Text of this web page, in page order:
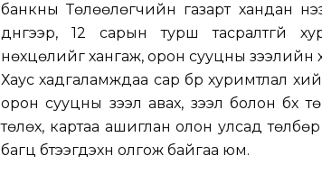
банкны Төлөөлөгчийн газарт хандан
дүнгээр, 12 сарын турш тасралтгүй
нөхцөлийг хангаж, орон сууцны зээлийн
Хаус хадгаламждаа сар бүр хуримтлал
орон сууцны зээл авах, зээл болон бүх
төлөх, картаа ашиглан олон улсад
багц бүтээгдэхүүн олгож байгаа юм.